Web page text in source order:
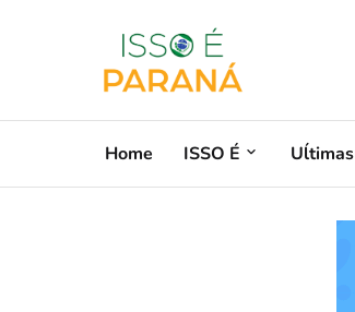
Home ISSO É Uĺtimas